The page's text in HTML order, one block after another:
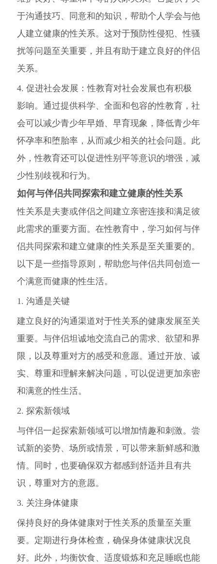
于沟通技巧、同意和的知识，帮助个人学会与他
人建立健康的性关系。这对于预防性侵犯、性骚
扰等问题至关重要，并且有助于建立良好的伴侣
关系。
4. 促进社会发展：性教育对社会发展也有积极
影响。通过提供科学、全面和包容的性教育，社
会可以减少青少年早婚、早育现象，降低青少年
怀孕率和堕胎率，从而减少相关的社会问题。此
外，性教育还可以促进性别平等意识的增强，减
少性别歧视和行为。
如何与伴侣共同探索和建立健康的性关系
性关系是夫妻或伴侣之间建立亲密连接和满足彼
此需求的重要方面。在性教育中，学习如何与伴
侣共同探索和建立健康的性关系是至关重要的。
以下是一些指导原则，帮助您与伴侣共同创造一
个满意而健康的性生活。
1. 沟通是关键
建立良好的沟通渠道对于性关系的健康发展至关
重要。与伴侣坦诚地交流自己的需求、欲望和界
限，以及尊重对方的感受和意愿。通过开放、诚
实、尊重和理解来解决问题，可以促进更加亲密
和满意的性生活。
2. 探索新领域
与伴侣一起探索新领域可以增加情趣和刺激。尝
试新的姿势、场所或情景，可以带来新鲜感和激
情。同时，也要确保双方都感到舒适并且有共
识，尊重对方的意愿。
3. 关注身体健康
保持良好的身体健康对于性关系的质量至关重
要。定期进行身体检查，确保身体健康状况良
好。此外，均衡饮食、适度锻炼和充足睡眠也能